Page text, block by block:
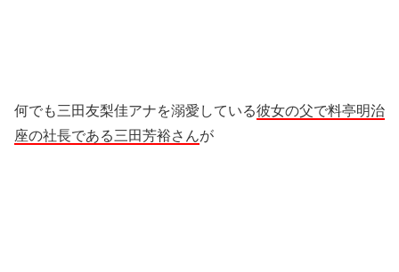
何でも三田友梨佳アナを溺愛している彼女の父で料亭明治
座の社長である三田芳裕さんが